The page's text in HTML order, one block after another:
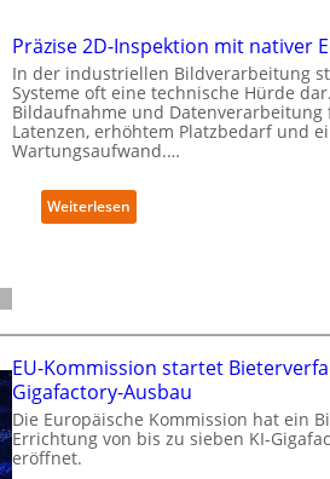
Präzise 2D-Inspektion mit nativer
In der industriellen Bildverarbeitung
Systeme oft eine technische Hürde
Bildaufnahme und Datenverarbeitung
Latenzen, erhöhtem Platzbedarf und
Wartungsaufwand.…
Weiterlesen:
P
s
e
2
D
-
I
EU-Kommission startet
Gigafactory-Ausbau
Die Europäische Kommission hat ein
Errichtung von bis zu sieben KI-
eröffnet.